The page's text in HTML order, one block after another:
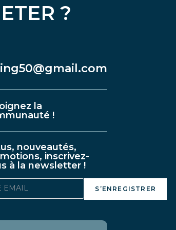
?
la
!
nouveautés,
inscrivez-
à la newsletter !
S’ENREGISTRER